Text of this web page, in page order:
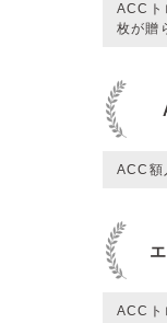
ACCト
枚が贈
ACC額
ACCト